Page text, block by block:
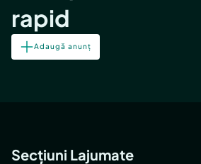
rapid
Adaugă anunț
Secțiuni Lajumate